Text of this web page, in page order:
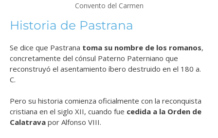
Convento del Carmen
Historia de Pastrana
Se dice que Pastrana toma su nombre de los romanos,
concretamente del cónsul Paterno Paterniano que
reconstruyó el asentamiento íbero destruido en el 180 a.
C.
Pero su historia comienza oficialmente con la reconquista
cristiana en el siglo XII, cuando fue cedida a la Orden de
Calatrava por Alfonso VIII.